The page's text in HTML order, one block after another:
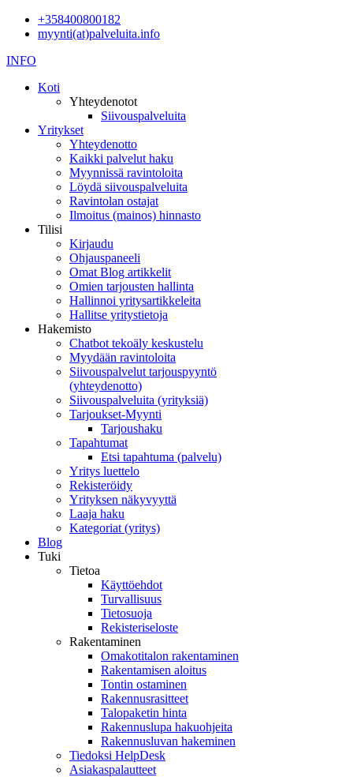
+358400800182
myynti(at)palveluita.info
INFO
Koti
Yhteydenotot
Siivouspalveluita
Yritykset
Yhteydenotto
Kaikki palvelut haku
Myynnissä ravintoloita
Löydä siivouspalveluita
Ravintolan ostajat
Ilmoitus (mainos) hinnasto
Tilisi
Kirjaudu
Ohjauspaneeli
Omat Blog artikkelit
Omien tarjousten hallinta
Hallinnoi yritysartikkeleita
Hallitse yritystietoja
Hakemisto
Chatbot tekoäly keskustelu
Myydään ravintoloita
Siivouspalvelut tarjouspyyntö
(yhteydenotto)
Siivouspalveluita (yrityksiä)
Tarjoukset-Myynti
Tarjoushaku
Tapahtumat
Etsi tapahtuma (palvelu)
Yritys luettelo
Rekisteröidy
Yrityksen näkyvyyttä
Laaja haku
Kategoriat (yritys)
Blog
Tuki
Tietoa
Käyttöehdot
Turvallisuus
Tietosuoja
Rekisteriseloste
Rakentaminen
Omakotitalon rakentaminen
Rakentamisen aloitus
Tontin ostaminen
Rakennusrasitteet
Talopaketin hinta
Rakennuslupa hakuohjeita
Rakennusluvan hakeminen
Tiedoksi HelpDesk
Asiakaspalautteet